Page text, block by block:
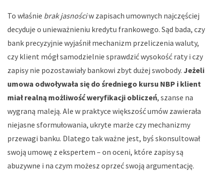
To właśnie brak jasnościw zapisach umownych najczęściej
decyduje o unieważnieniu kredytu frankowego. Sąd bada, czy
bank precyzyjnie wyjaśnił mechanizm przeliczenia waluty,
czy klient mógł samodzielnie sprawdzić wysokość raty i czy
zapisy nie pozostawiały bankowi zbyt dużej swobody. Jeżeli
umowa odwoływała się do średniego kursu NBP i klient
miał realną możliwość weryfikacji obliczeń, szanse na
wygraną maleją. Ale w praktyce większość umów zawierała
niejasne sformułowania, ukryte marże czy mechanizmy
przewagi banku. Dlatego tak ważne jest, byś skonsultował
swoją umowę z ekspertem – on oceni, które zapisy są
abuzywne i na czym możesz oprzeć swoją argumentację.